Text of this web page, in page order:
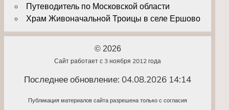
Путеводитель по Московской области
Храм Живоначальной Троицы в селе Ершово
© 2026
Сайт работает с 3 ноября 2012 года
Последнее обновление: 04.08.2026 14:14
Публикация материалов сайта разрешена только с согласия